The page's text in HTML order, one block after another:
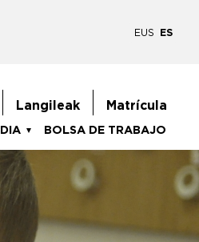
EUS ES
Langileak Matrícula
BOLSA DE TRABAJO